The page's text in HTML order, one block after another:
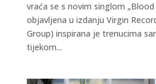
vraća se s novim singlom „Blood
objavljena u izdanju Virgin
Group) inspirana je trenucima
tijekom...